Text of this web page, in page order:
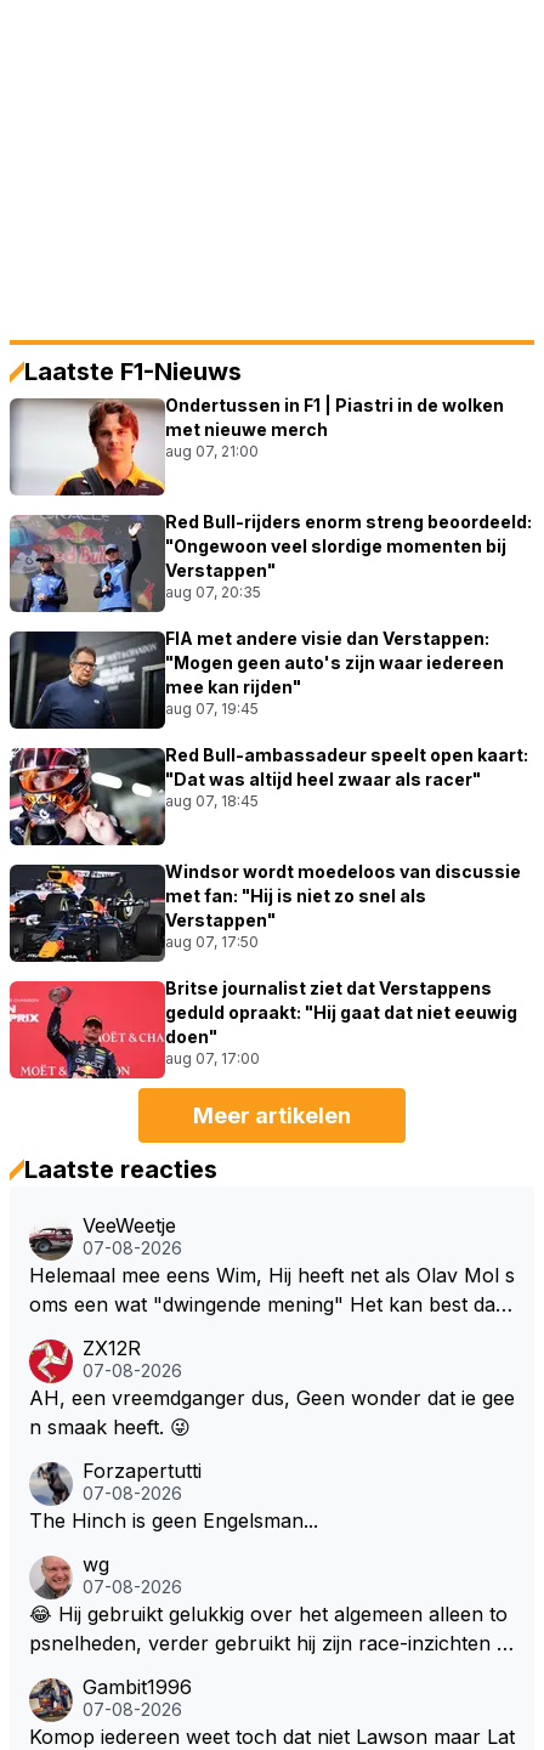
Laatste F1-Nieuws
Ondertussen in F1 | Piastri in de wolken
met nieuwe merch
aug 07, 21:00
Red Bull-rijders enorm streng beoordeeld:
"Ongewoon veel slordige momenten bij
Verstappen"
aug 07, 20:35
FIA met andere visie dan Verstappen:
"Mogen geen auto's zijn waar iedereen
mee kan rijden"
aug 07, 19:45
Red Bull-ambassadeur speelt open kaart:
"Dat was altijd heel zwaar als racer"
aug 07, 18:45
Windsor wordt moedeloos van discussie
met fan: "Hij is niet zo snel als
Verstappen"
aug 07, 17:50
Britse journalist ziet dat Verstappens
geduld opraakt: "Hij gaat dat niet eeuwig
doen"
aug 07, 17:00
Meer artikelen
Laatste reacties
VeeWeetje
07-08-2026
Helemaal mee eens Wim, Hij heeft net als Olav Mol s
oms een wat "dwingende mening" Het kan best dat
l bij Windsor op te roepen. Maar in een tijd zonder r
aces zijn dit leuke berichtjes
ZX12R
07-08-2026
AH, een vreemdganger dus, Geen wonder dat ie gee
n smaak heeft. 😜
Forzapertutti
07-08-2026
The Hinch is geen Engelsman...
wg
07-08-2026
😂 Hij gebruikt gelukkig over het algemeen alleen to
psnelheden, verder gebruikt hij zijn race-inzichten q
een bocht zegt helemaal niets, dus wat dat betreft h
eeft hij sowieso gelijk 😂.
Gambit1996
07-08-2026
Komop iedereen weet toch dat niet Lawson maar Lat